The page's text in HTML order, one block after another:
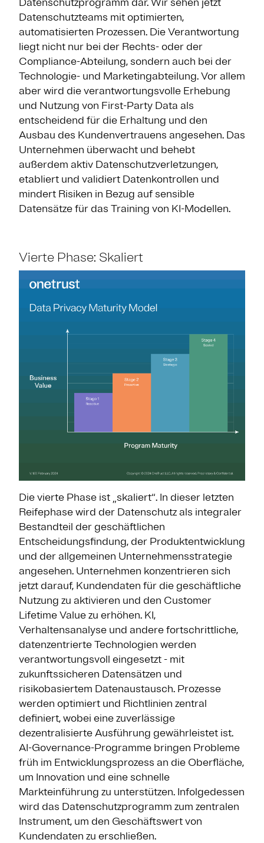
Datenschutzteams mit optimierten,
automatisierten Prozessen. Die Verantwortung
liegt nicht nur bei der Rechts- oder der
Compliance-Abteilung, sondern auch bei der
Technologie- und Marketingabteilung. Vor allem
aber wird die verantwortungsvolle Erhebung
und Nutzung von First-Party Data als
entscheidend für die Erhaltung und den
Ausbau des Kundenvertrauens angesehen. Das
Unternehmen überwacht und behebt
außerdem aktiv Datenschutzverletzungen,
etabliert und validiert Datenkontrollen und
mindert Risiken in Bezug auf sensible
Datensätze für das Training von KI-Modellen.
Vierte Phase: Skaliert
Die vierte Phase ist „skaliert“. In dieser letzten
Reifephase wird der Datenschutz als integraler
Bestandteil der geschäftlichen
Entscheidungsfindung, der Produktentwicklung
und der allgemeinen Unternehmensstrategie
angesehen. Unternehmen konzentrieren sich
jetzt darauf, Kundendaten für die geschäftliche
Nutzung zu aktivieren und den Customer
Lifetime Value zu erhöhen. KI,
Verhaltensanalyse und andere fortschrittliche,
datenzentrierte Technologien werden
verantwortungsvoll eingesetzt - mit
zukunftssicheren Datensätzen und
risikobasiertem Datenaustausch. Prozesse
werden optimiert und Richtlinien zentral
definiert, wobei eine zuverlässige
dezentralisierte Ausführung gewährleistet ist.
AI-Governance-Programme bringen Probleme
früh im Entwicklungsprozess an die Oberfläche,
um Innovation und eine schnelle
Markteinführung zu unterstützen. Infolgedessen
wird das Datenschutzprogramm zum zentralen
Instrument, um den Geschäftswert von
Kundendaten zu erschließen.